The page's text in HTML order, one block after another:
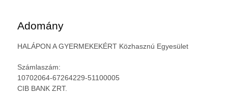
Adomány
HALÁPON A GYERMEKEKÉRT Közhasznú Egyesület
Számlaszám:
10702064-67264229-51100005
CIB BANK ZRT.